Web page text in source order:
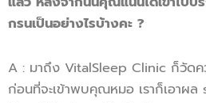
กรนเป็นอย่างไรบ้างคะ ?
A : มาถึง VitalSleep Clinic ก็วัด
ก่อนที่จะเข้าพบคุณหมอ เราก็เอาผ